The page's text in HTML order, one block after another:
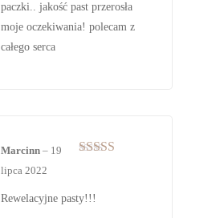
paczki.. jakość past przerosła
moje oczekiwania! polecam z
całego serca
Marcinn – 19
lipca 2022
Rewelacyjne pasty!!!